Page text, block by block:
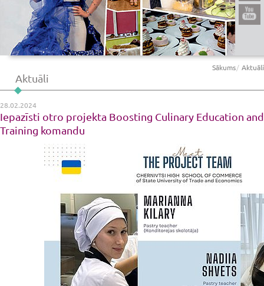
Sākums Aktuāli
Aktuāli
28.02.2024
Iepazīsti otro projekta Boosting Culinary Education and
Training komandu